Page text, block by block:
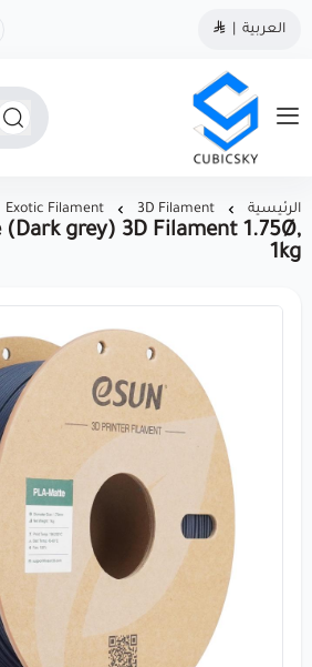
العربية
مؤسسة كيوبك سكاي
الرئيسية 3D Filament
Exotic Filament
(Dark grey) 3D Filament 1.75Ø,
1kg